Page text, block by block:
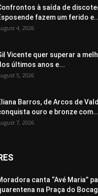
à saída de
fazem um ferido
4, 2026
Vicente quer superar a
últimos anos e...
5, 2026
Barros, de Arcos de
ouro e bronze com...
7, 2026
canta “Avé Maria”
na Praça do